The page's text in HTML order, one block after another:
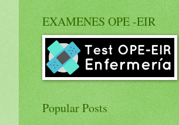
EXAMENES OPE -EIR
Popular Posts